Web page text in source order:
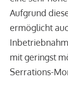
Aufgrund
ermöglicht
mit geringst
Serrations-